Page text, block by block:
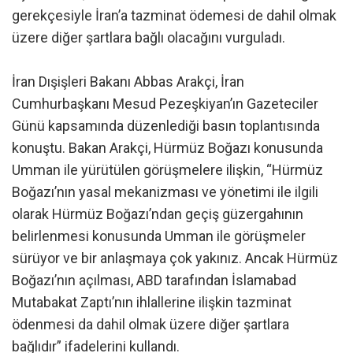
gerekçesiyle İran’a tazminat ödemesi de dahil olmak
üzere diğer şartlara bağlı olacağını vurguladı.
İran Dışişleri Bakanı Abbas Arakçi, İran
Cumhurbaşkanı Mesud Pezeşkiyan’ın Gazeteciler
Günü kapsamında düzenlediği basın toplantısında
konuştu. Bakan Arakçi, Hürmüz Boğazı konusunda
Umman ile yürütülen görüşmelere ilişkin, “Hürmüz
Boğazı’nın yasal mekanizması ve yönetimi ile ilgili
olarak Hürmüz Boğazı’ndan geçiş güzergahının
belirlenmesi konusunda Umman ile görüşmeler
sürüyor ve bir anlaşmaya çok yakınız. Ancak Hürmüz
Boğazı’nın açılması, ABD tarafından İslamabad
Mutabakat Zaptı’nın ihlallerine ilişkin tazminat
ödenmesi da dahil olmak üzere diğer şartlara
bağlıdır” ifadelerini kullandı.